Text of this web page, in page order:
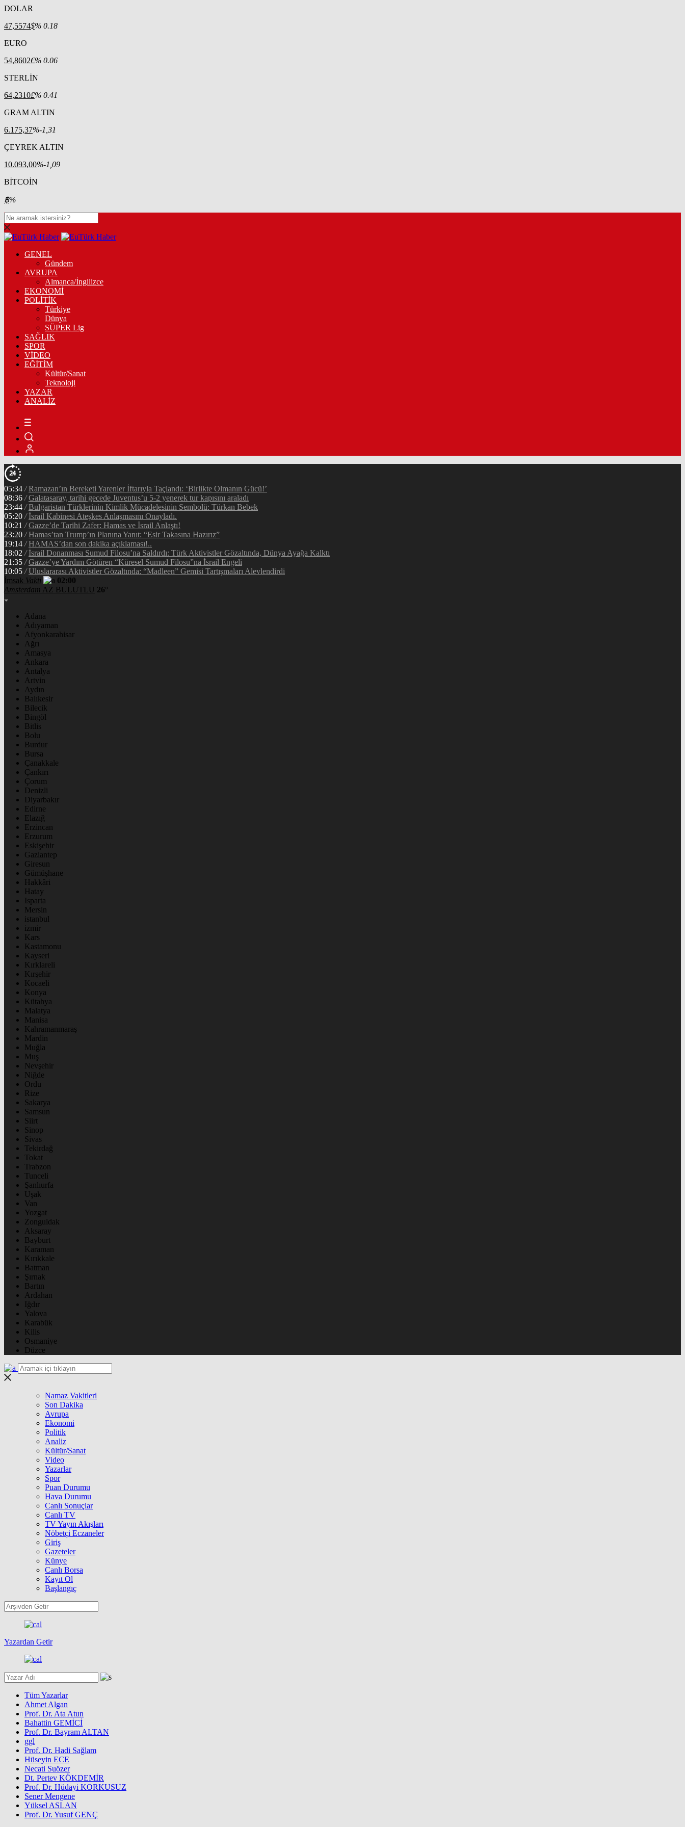
DOLAR
47,5574$% 0.18
EURO
54,8602€% 0.06
STERLİN
64,2310£% 0.41
GRAM ALTIN
6.175,37%-1,31
ÇEYREK ALTIN
10.093,00%-1,09
BİTCOİN
฿%
GENEL
Gündem
AVRUPA
Almanca/İngilizce
EKONOMİ
POLİTİK
Türkiye
Dünya
SÜPER Lig
SAĞLIK
SPOR
VİDEO
EĞİTİM
Kültür/Sanat
Teknoloji
YAZAR
ANALİZ
05:34 / Ramazan’ın Bereketi Yarenler İftarıyla Taçlandı: ‘Birlikte Olmanın Gücü!’
08:36 / Galatasaray, tarihi gecede Juventus’u 5-2 yenerek tur kapısını araladı
23:44 / Bulgaristan Türklerinin Kimlik Mücadelesinin Sembolü: Türkan Bebek
05:20 / İsrail Kabinesi Ateşkes Anlaşmasını Onayladı.
10:21 / Gazze’de Tarihi Zafer: Hamas ve İsrail Anlaştı!
23:20 / Hamas’tan Trump’ın Planına Yanıt: “Esir Takasına Hazırız”
19:14 / HAMAS’dan son dakika açıklaması!..
18:02 / İsrail Donanması Sumud Filosu’na Saldırdı: Türk Aktivistler Gözaltında, Dünya Ayağa Kalktı
21:35 / Gazze’ye Yardım Götüren “Küresel Sumud Filosu”na İsrail Engeli
10:05 / Uluslararası Aktivistler Gözaltında: “Madleen” Gemisi Tartışmaları Alevlendirdi
İmsak Vakti
02:00
Amsterdam AZ BULUTLU 26°
Adana
Adıyaman
Afyonkarahisar
Ağrı
Amasya
Ankara
Antalya
Artvin
Aydın
Balıkesir
Bilecik
Bingöl
Bitlis
Bolu
Burdur
Bursa
Çanakkale
Çankırı
Çorum
Denizli
Diyarbakır
Edirne
Elazığ
Erzincan
Erzurum
Eskişehir
Gaziantep
Giresun
Gümüşhane
Hakkâri
Hatay
Isparta
Mersin
istanbul
izmir
Kars
Kastamonu
Kayseri
Kırklareli
Kırşehir
Kocaeli
Konya
Kütahya
Malatya
Manisa
Kahramanmaraş
Mardin
Muğla
Muş
Nevşehir
Niğde
Ordu
Rize
Sakarya
Samsun
Siirt
Sinop
Sivas
Tekirdağ
Tokat
Trabzon
Tunceli
Şanlıurfa
Uşak
Van
Yozgat
Zonguldak
Aksaray
Bayburt
Karaman
Kırıkkale
Batman
Şırnak
Bartın
Ardahan
Iğdır
Yalova
Karabük
Kilis
Osmaniye
Düzce
Namaz Vakitleri
Son Dakika
Avrupa
Ekonomi
Politik
Analiz
Kültür/Sanat
Video
Yazarlar
Spor
Puan Durumu
Hava Durumu
Canlı Sonuçlar
Canlı TV
TV Yayın Akışları
Nöbetçi Eczaneler
Giriş
Gazeteler
Künye
Canlı Borsa
Kayıt Ol
Başlangıç
Yazardan Getir
Tüm Yazarlar
Ahmet Algan
Prof. Dr. Ata Atun
Bahattin GEMİCİ
Prof. Dr. Bayram ALTAN
ggl
Prof. Dr. Hadi Sağlam
Hüseyin ECE
Necati Suözer
Dt. Pertev KÖKDEMİR
Prof. Dr. Hüdayi KORKUSUZ
Sener Mengene
Yüksel ASLAN
Prof. Dr. Yusuf GENÇ